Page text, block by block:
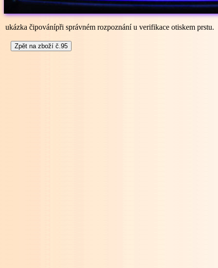
ukázka čipovánípři správném rozpoznání u verifikace otiskem prstu.